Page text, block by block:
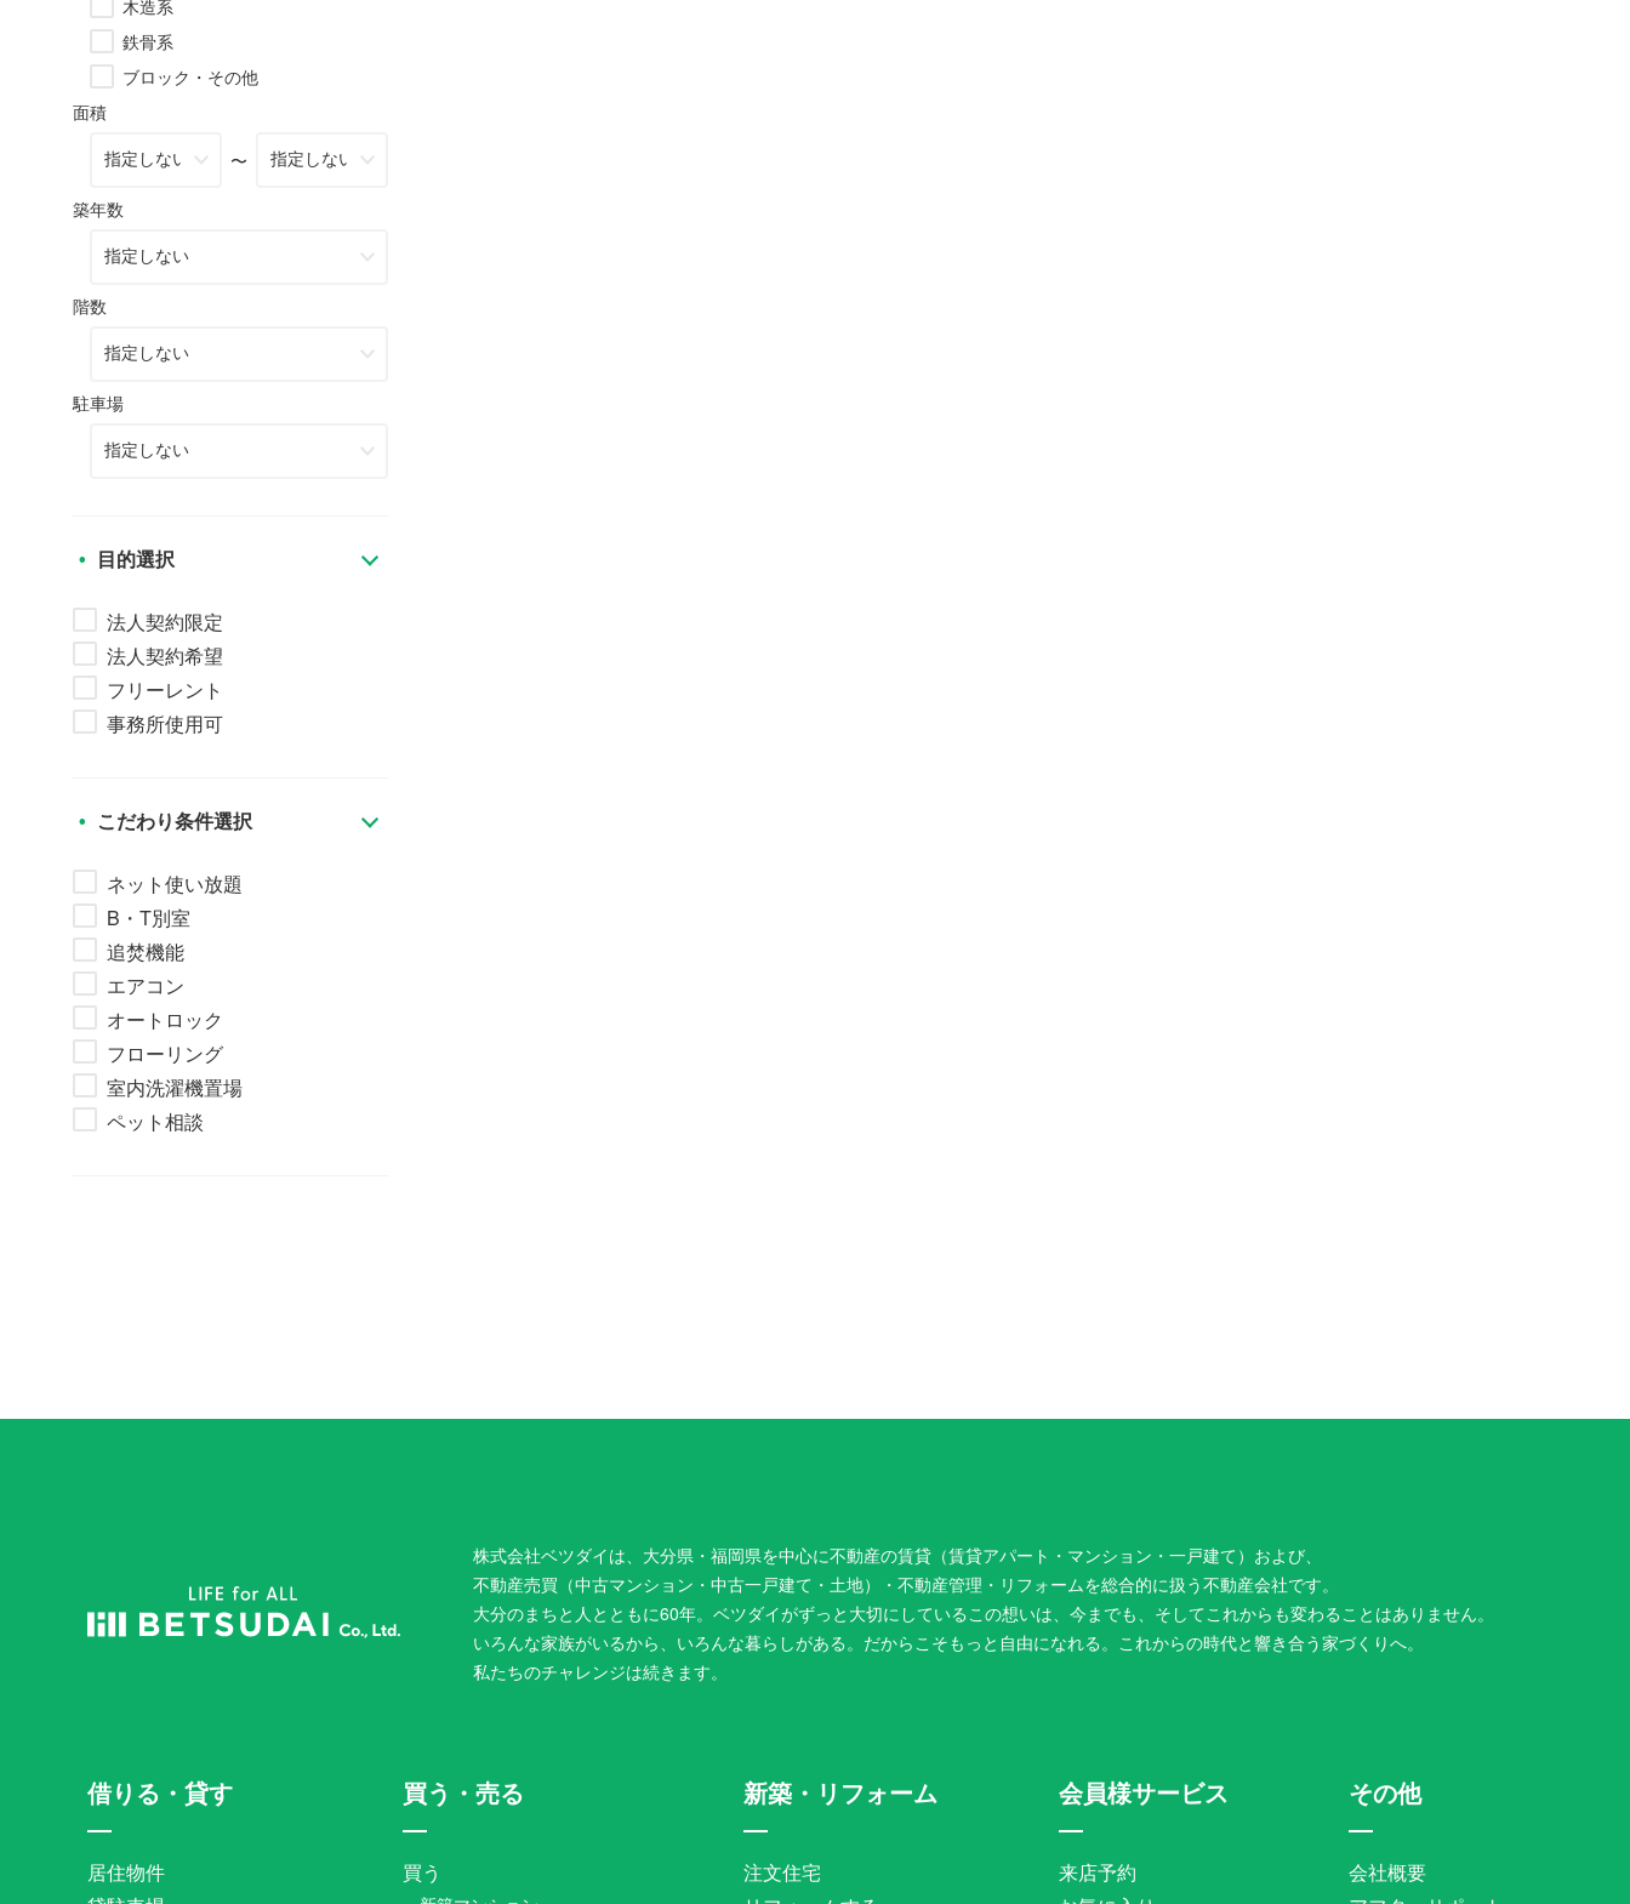
木造系
鉄骨系
ブロック・その他
面積
〜
築年数
階数
駐車場
目的選択
法人契約限定
法人契約希望
フリーレント
事務所使用可
こだわり条件選択
ネット使い放題
B・T別室
追焚機能
エアコン
オートロック
フローリング
室内洗濯機置場
ペット相談
株式会社ベツダイは、大分県・福岡県を中心に不動産の賃貸（賃貸アパート・マンション・一戸建て）および、
不動産売買（中古マンション・中古一戸建て・土地）・不動産管理・リフォームを総合的に扱う不動産会社です。
大分のまちと人とともに60年。ベツダイがずっと大切にしているこの想いは、今までも、そしてこれからも変わることはありません。
いろんな家族がいるから、いろんな暮らしがある。だからこそもっと自由になれる。これからの時代と響き合う家づくりへ。
私たちのチャレンジは続きます。
借りる・貸す
居住物件
買う・売る
買う
新築・リフォーム
注文住宅
会員様サービス
来店予約
その他
会社概要